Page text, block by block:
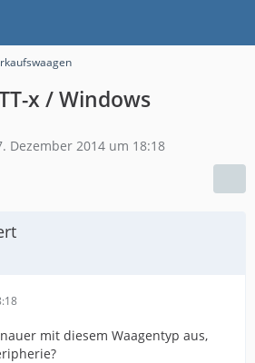
x / Windows
Dezember 2014 um 18:18
mit diesem Waagentyp aus,